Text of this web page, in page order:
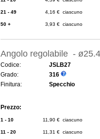
21 - 49 4,16 € ciascuno
50 + 3,93 € ciascuno
Angolo regolabile -
Codice:
JSLB27
Grado:
316
Finitura:
Specchio
Prezzo:
1 - 10 11,90 € ciascuno
11 - 20 11,31 € ciascuno